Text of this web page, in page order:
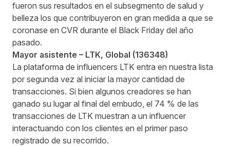
fueron sus resultados en el subsegmento de salud y
belleza los que contribuyeron en gran medida a que se
coronase en CVR durante el Black Friday del año
pasado.
Mayor asistente – LTK, Global (136348)
La plataforma de influencers LTK entra en nuestra lista
por segunda vez al iniciar la mayor cantidad de
transacciones. Si bien algunos creadores se han
ganado su lugar al final del embudo, el 74 % de las
transacciones de LTK muestran a un influencer
interactuando con los clientes en el primer paso
registrado de su recorrido.